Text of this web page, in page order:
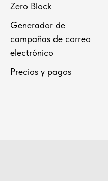
Zero Block
Generador de
campañas de correo
electrónico
Precios y pagos